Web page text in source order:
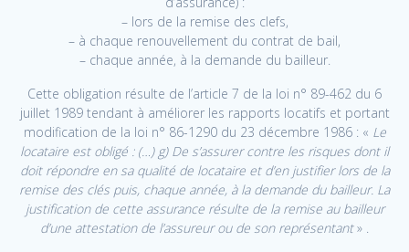
– lors de la remise des clefs,
– à chaque renouvellement du contrat de bail,
– chaque année, à la demande du bailleur.
Cette obligation résulte de l’article 7 de la loi n° 89-462 du 6
juillet 1989 tendant à améliorer les rapports locatifs et portant
modification de la loi n° 86-1290 du 23 décembre 1986 : « Le
locataire est obligé : (…) g) De s’assurer contre les risques dont il
doit répondre en sa qualité de locataire et d’en justifier lors de la
remise des clés puis, chaque année, à la demande du bailleur. La
justification de cette assurance résulte de la remise au bailleur
d’une attestation de l’assureur ou de son représentant» .